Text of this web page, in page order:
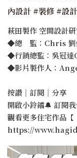
內設計 #裝修 #設
萩田製作 空間設計
◆總 監：Chris 劉
◆行銷總監：吳冠達
◆影片製作人：
按讚｜訂閱｜分享
開啟小鈴鐺🔔 訂閱
觀看更多住宅作品【
https://